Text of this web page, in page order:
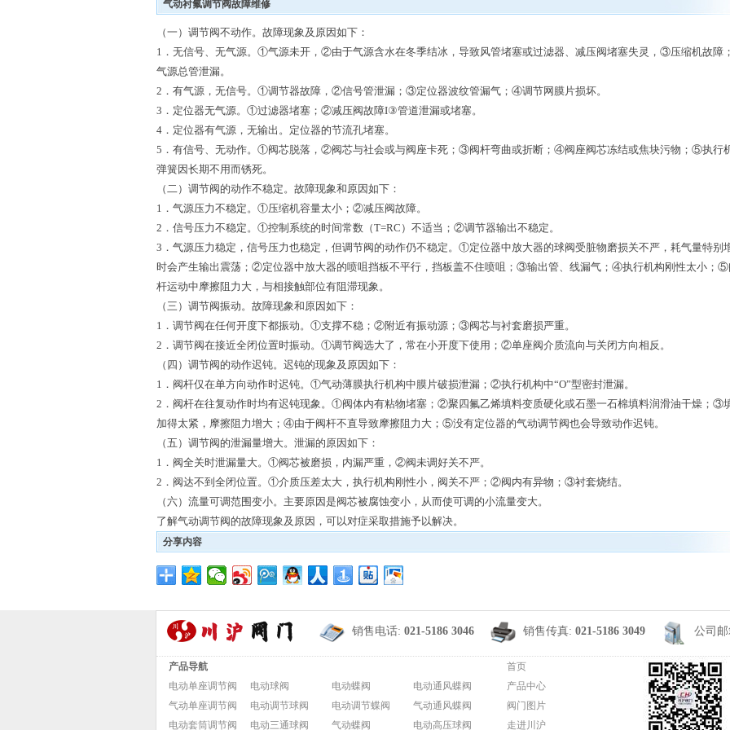
气动衬氟调节阀故障维修
（一）调节阀不动作。故障现象及原因如下：
1．无信号、无气源。①气源未开，②由于气源含水在冬季结冰，导致风管堵塞或过滤器、减压阀堵塞失灵，③压缩机故障
气源总管泄漏。
2．有气源，无信号。①调节器故障，②信号管泄漏；③定位器波纹管漏气；④调节网膜片损坏。
3．定位器无气源。①过滤器堵塞；②减压阀故障I③管道泄漏或堵塞。
4．定位器有气源，无输出。定位器的节流孔堵塞。
5．有信号、无动作。①阀芯脱落，②阀芯与社会或与阀座卡死；③阀杆弯曲或折断；④阀座阀芯冻结或焦块污物；⑤执行
弹簧因长期不用而锈死。
（二）调节阀的动作不稳定。故障现象和原因如下：
1．气源压力不稳定。①压缩机容量太小；②减压阀故障。
2．信号压力不稳定。①控制系统的时间常数（T=RC）不适当；②调节器输出不稳定。
3．气源压力稳定，信号压力也稳定，但调节阀的动作仍不稳定。①定位器中放大器的球阀受脏物磨损关不严，耗气量特别
时会产生输出震荡；②定位器中放大器的喷咀挡板不平行，挡板盖不住喷咀；③输出管、线漏气；④执行机构刚性太小；⑤
杆运动中摩擦阻力大，与相接触部位有阻滞现象。
（三）调节阀振动。故障现象和原因如下：
1．调节阀在任何开度下都振动。①支撑不稳；②附近有振动源；③阀芯与衬套磨损严重。
2．调节阀在接近全闭位置时振动。①调节阀选大了，常在小开度下使用；②单座阀介质流向与关闭方向相反。
（四）调节阀的动作迟钝。迟钝的现象及原因如下：
1．阀杆仅在单方向动作时迟钝。①气动薄膜执行机构中膜片破损泄漏；②执行机构中“O”型密封泄漏。
2．阀杆在往复动作时均有迟钝现象。①阀体内有粘物堵塞；②聚四氟乙烯填料变质硬化或石墨一石棉填料润滑油干燥；③
加得太紧，摩擦阻力增大；④由于阀杆不直导致摩擦阻力大；⑤没有定位器的气动调节阀也会导致动作迟钝。
（五）调节阀的泄漏量增大。泄漏的原因如下：
1．阀全关时泄漏量大。①阀芯被磨损，内漏严重，②阀未调好关不严。
2．阀达不到全闭位置。①介质压差太大，执行机构刚性小，阀关不严；②阀内有异物；③衬套烧结。
（六）流量可调范围变小。主要原因是阀芯被腐蚀变小，从而使可调的小流量变大。
了解气动调节阀的故障现象及原因，可以对症采取措施予以解决。
分享内容
销售电话: 021-5186 3046 销售传真: 021-5186 3049 公司邮
产品导航
电动单座调节阀
气动单座调节阀
电动套筒调节阀
电动球阀
电动调节球阀
电动三通球阀
电动蝶阀
电动调节蝶阀
气动蝶阀
电动通风蝶阀
气动通风蝶阀
电动高压球阀
首页
产品中心
阀门图片
走进川沪